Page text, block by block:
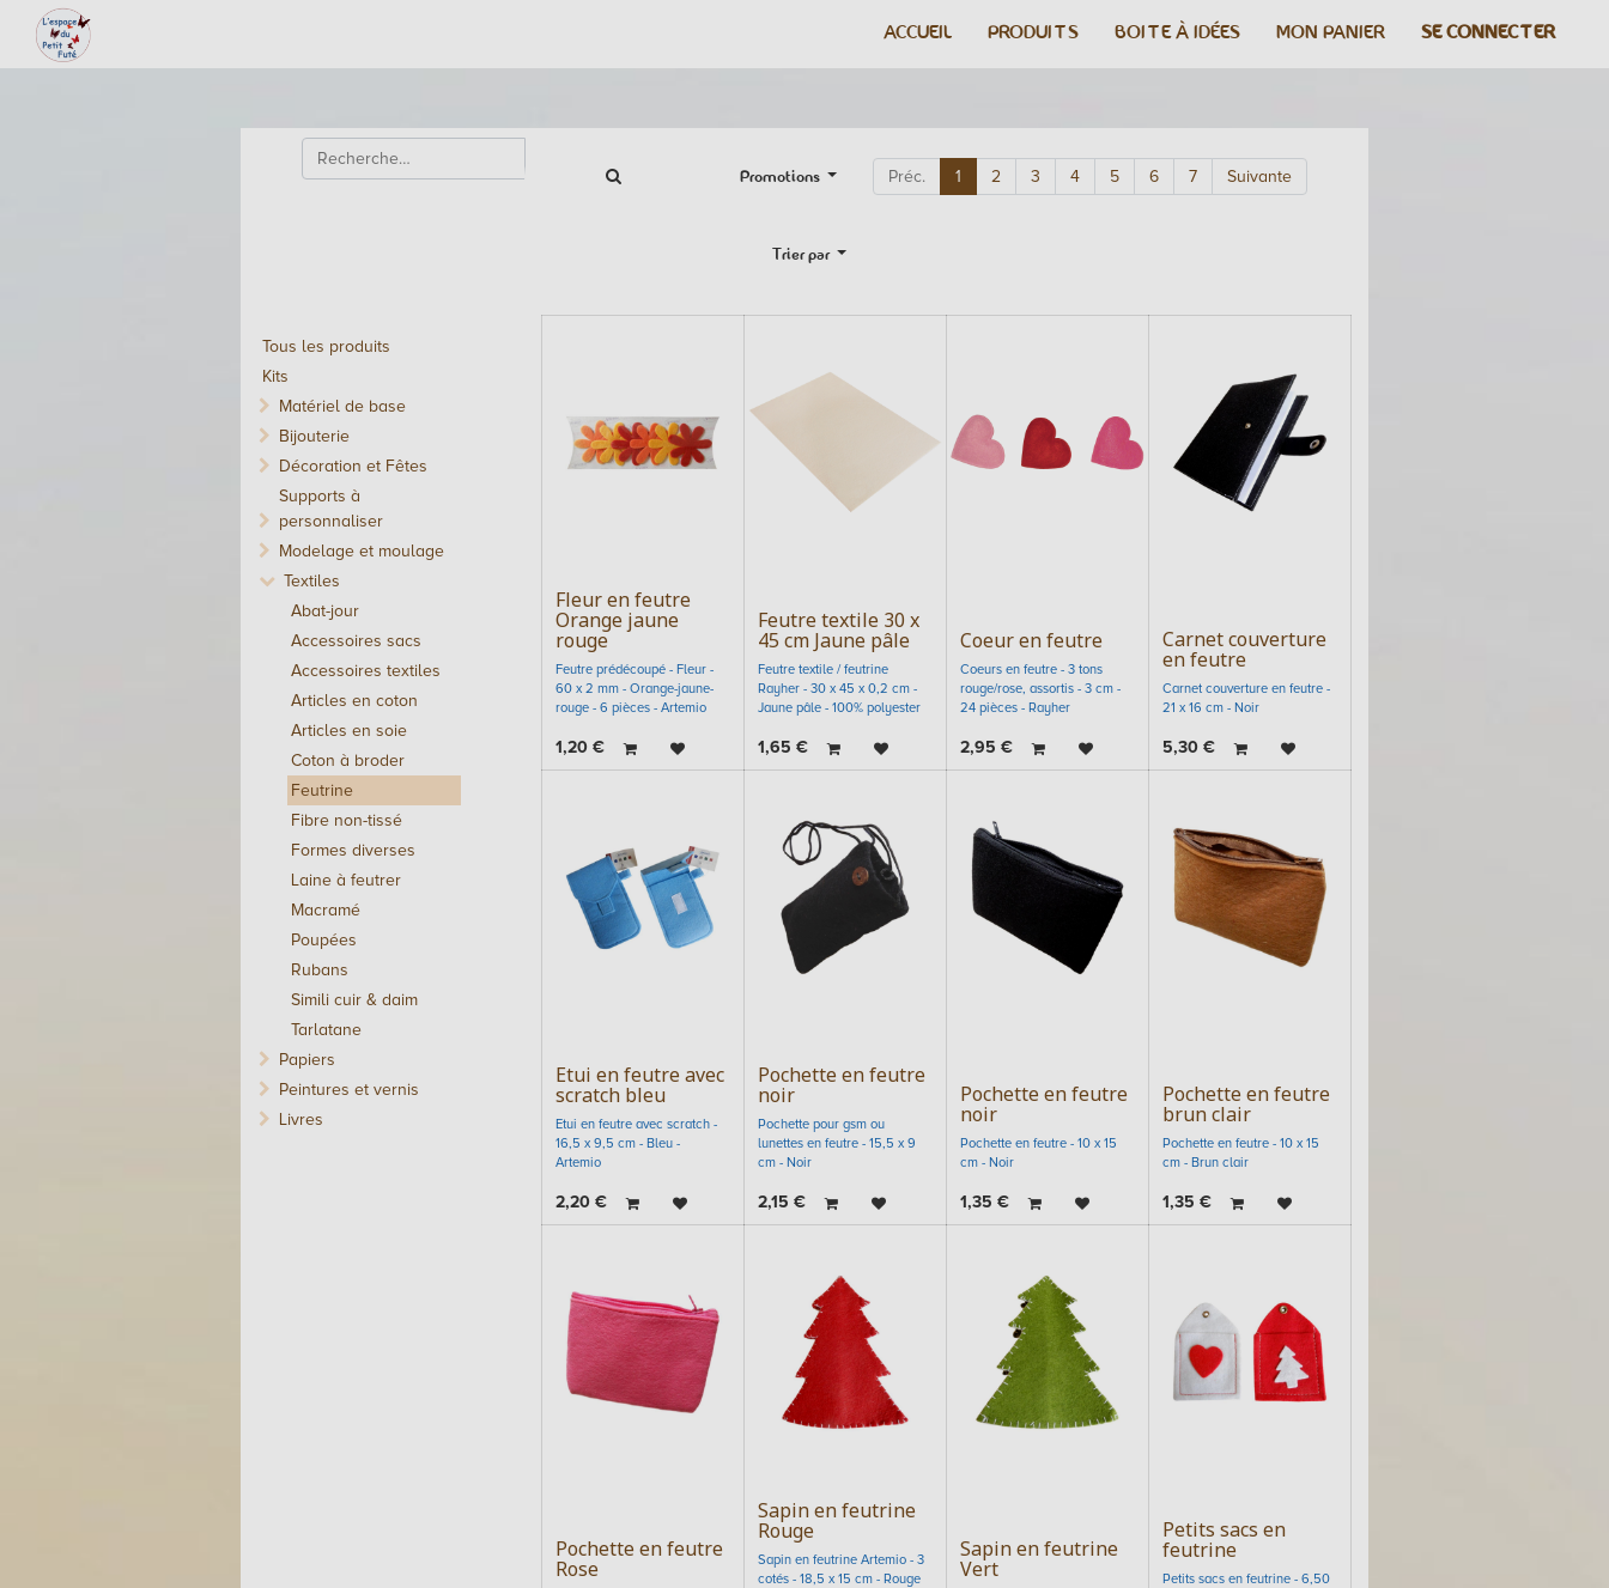
ACCUEIL PRODUITS BOITE À IDÉES MON PANIER SE CONNECTER
Promotions Préc. 1 2 3 4 5 6 7 Suivante
Trier par
Tous les produits
Kits
Matériel de base
Bijouterie
Décoration et Fêtes
Supports à
personnaliser
Modelage et moulage
Textiles
Abat-jour
Accessoires sacs
Accessoires textiles
Articles en coton
Articles en soie
Coton à broder
Feutrine
Fibre non-tissé
Formes diverses
Laine à feutrer
Macramé
Poupées
Rubans
Simili cuir & daim
Tarlatane
Papiers
Peintures et vernis
Livres
Fleur en feutre
Orange jaune
rouge
Feutre prédécoupé - Fleur -
60 x 2 mm - Orange-jaune-
rouge - 6 pièces - Artemio
1,20€
Feutre textile 30 x
45 cm Jaune pâle
Feutre textile / feutrine
Rayher - 30 x 45 x 0,2 cm -
Jaune pâle - 100% polyester
1,65 €
Coeur en feutre
Coeurs en feutre - 3 tons
rouge/rose, assortis - 3 cm -
24 pièces - Rayher
2,95 €
Carnet couverture
en feutre
Carnet couverture en feutre -
21 x 16 cm - Noir
5,30€
Etui en feutre avec
scratch bleu
Etui en feutre avec scratch -
16,5 x 9,5 cm - Bleu -
Artemio
2,20€
Pochette en feutre
noir
Pochette pour gsm ou
lunettes en feutre - 15,5 x 9
cm - Noir
2,15 €
Pochette en feutre
noir
Pochette en feutre - 10 x 15
cm - Noir
1,35 €
Pochette en feutre
brun clair
Pochette en feutre - 10 x 15
cm - Brun clair
1,35 €
Pochette en feutre
Rose
Sapin en feutrine
Rouge
Sapin en feutrine Artemio - 3
cotés - 18,5 x 15 cm - Rouge
Sapin en feutrine
Vert
Petits sacs en
feutrine
Petits sacs en feutrine - 6,50